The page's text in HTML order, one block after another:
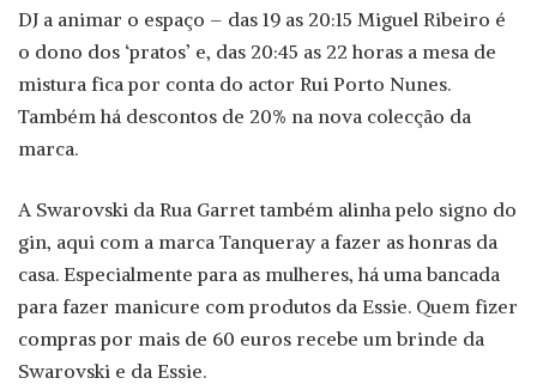
DJ a animar o espaço – das 19 as 20:15 Miguel Ribeiro é
o dono dos ‘pratos’ e, das 20:45 as 22 horas a mesa de
mistura fica por conta do actor Rui Porto Nunes.
Também há descontos de 20% na nova colecção da
marca.
A Swarovski da Rua Garret também alinha pelo signo do
gin, aqui com a marca Tanqueray a fazer as honras da
casa. Especialmente para as mulheres, há uma bancada
para fazer manicure com produtos da Essie. Quem fizer
compras por mais de 60 euros recebe um brinde da
Swarovski e da Essie.